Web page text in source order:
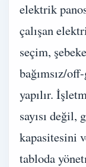
elektrik
çalışan
seçim,
bağımsız/
yapılır.
sayısı değil,
kapasitesini
tabloda